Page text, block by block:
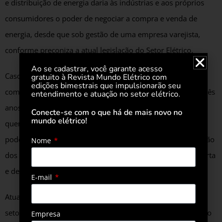
e distribuição de energia daria às indústrias e aos próprios
consumidores o poder de negociar a compra e venda de
energia, desde que sob gestão de uma empresa varejista,
conforme preconiza a atual legislação do Setor Elétrico.
Caso seja aprovada pela Câmara a proposta enviada pela
comissão de infraestrutura do Senado, que prevê, em até três
anos, a possibilidade de os consumidores escolherem de
quem vão comprar a energia, redes como a Blockchain
poderão facilitar essa negociação, permitindouma otimização
dos preços, aumentando e reduzindo, de acordo com a oferta
e demanda naquele momento.
Atualmente, 60% dos projetos baseados em Blockchain no
setor de energia são baseados em negociação ponto a ponto
Ao se cadastrar, você garante acesso
gratuito à Revista Mundo Elétrico com
edições bimestrais que impulsionarão seu
entendimento e atuação no setor elétrico.
Conecte-se com o que há de mais novo no
mundo elétrico!
Nome
E-mail
Empresa